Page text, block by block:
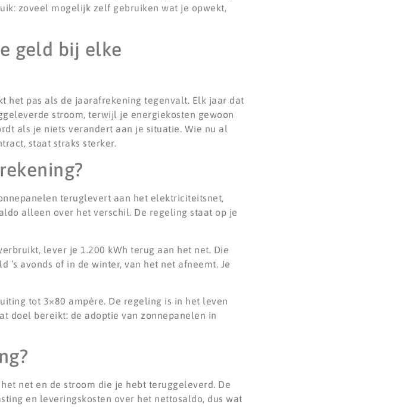
zoveel mogelijk zelf gebruiken wat je opwekt,
geld bij elke
het pas als de jaarafrekening tegenvalt. Elk jaar dat
stroom, terwijl je energiekosten gewoon
als je niets verandert aan je situatie. Wie nu al
staat straks sterker.
teruglevert aan het elektriciteitsnet,
alleen over het verschil. De regeling staat op je
lever je 1.200 kWh terug aan het net. Die
avonds of in de winter, van het net afneemt. Je
tot 3×80 ampère. De regeling is in het leven
doel bereikt: de adoptie van zonnepanelen in
net en de stroom die je hebt teruggeleverd. De
en leveringskosten over het nettosaldo, dus wat